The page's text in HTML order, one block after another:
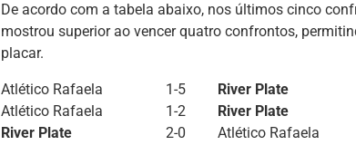
De acordo com a tabela abaixo, nos últimos cinco
mostrou superior ao vencer quatro confrontos,
placar.
Atlético Rafaela 1-5 River Plate
Atlético Rafaela
1-2 River Plate
River Plate
2-0 Atlético Rafaela